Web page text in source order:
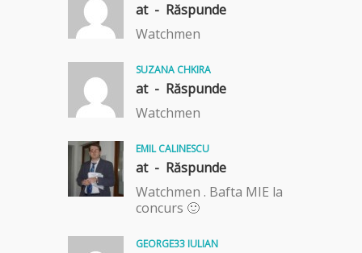
at - Răspunde
Watchmen
SUZANA CHKIRA
at - Răspunde
Watchmen
EMIL CALINESCU
at - Răspunde
Watchmen . Bafta MIE la
concurs 🙂
GEORGE33 IULIAN